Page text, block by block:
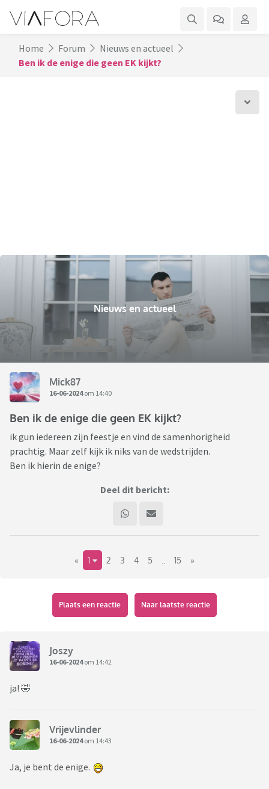
Home Forum
Nieuws en actueel
Ben ik de enige die geen EK kijkt?
Nieuws en actueel
Mick87
16-06-2024om 14:40
Ben ik de enige die geen EK kijkt?
ik gun iedereen zijn feestje en vind de samenhorigheid
prachtig. Maar zelf kijk ik niks van de wedstrijden.
Ben ik hierin de enige?
Deel dit bericht:
« 1 2 3 4 5 15 »
Plaats een reactie Naar laatste reactie
Joszy
16-06-2024om 14:42
ja! 🤣
Vrijevlinder
16-06-2024om 14:43
Ja, je bent de enige.